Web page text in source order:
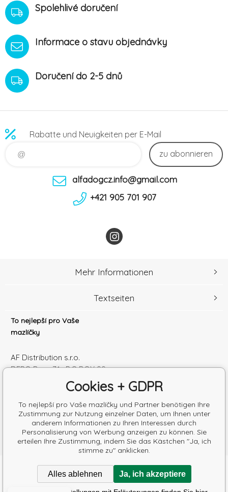
Spolehlivé doručení
Informace o stavu objednávky
Doručení do 2-5 dnů
Rabatte und Neuigkeiten per E-Mail
zu abonnieren
alfadogcz.info@gmail.com
+421 905 701 907
To nejlepší pro Vaše
mazlíčky
AF Distribution s.r.o.
DEPO Brno 71 , P.O.BOX 99
Česká republika
Handelsregister Nr.: 52010180
Steuernum.: SK2120864328
Mehr Informationen
Textseiten
Copyright © 2026 AF Distribution s.r.o.
Alle Rechte vorbehalten.
Poradíme s výběrem krmiva
Cookies + GDPR
To nejlepší pro Vaše mazlíčky und Partner benötigen Ihre
Zustimmung zur Nutzung einzelner Daten, um Ihnen unter
anderem Informationen zu Ihren Interessen durch
Personalisierung von Werbung anzeigen zu können. Sie
erteilen Ihre Zustimmung, indem Sie das Kästchen "Ja, ich
stimme zu" anklicken.
Alles ablehnen Ja, ich akzeptiere